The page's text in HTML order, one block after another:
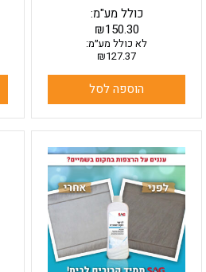
₪150.30
כולל מע"מ:
לא כולל מע״מ:
₪127.37
הוספה לסל